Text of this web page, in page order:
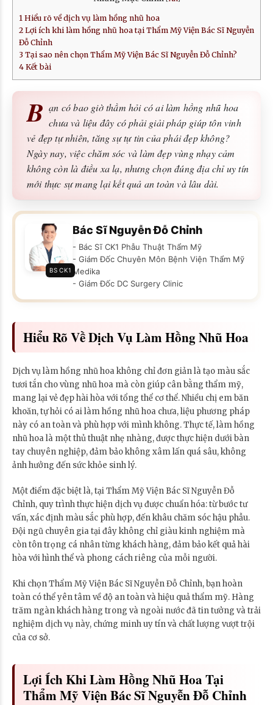
1 Hiểu rõ về dịch vụ làm hồng nhũ hoa
2 Lợi ích khi làm hồng nhũ hoa tại Thẩm Mỹ Viện Bác Sĩ Nguyễn
Đỗ Chỉnh
3 Tại sao nên chọn Thẩm Mỹ Viện Bác Sĩ Nguyễn Đỗ Chỉnh?
4 Kết bài
B ạn có bao giờ thầm hỏi có ai làm hồng nhũ hoa
chưa và liệu đây có phải giải pháp giúp tôn vinh
vẻ đẹp tự nhiên, tăng sự tự tin của phái đẹp không?
Ngày nay, việc chăm sóc và làm đẹp vùng nhạy cảm
không còn là điều xa lạ, nhưng chọn đúng địa chỉ uy tín
mới thực sự mang lại kết quả an toàn và lâu dài.
BS CK1
Bác Sĩ Nguyễn Đỗ Chỉnh
- Bác Sĩ CK1 Phẫu Thuật Thẩm Mỹ
- Giám Đốc Chuyên Môn Bệnh Viện Thẩm Mỹ
Medika
- Giám Đốc DC Surgery Clinic
Hiểu Rõ Về Dịch Vụ Làm Hồng Nhũ Hoa
Dịch vụ làm hồng nhũ hoa không chỉ đơn giản là tạo màu sắc
tươi tắn cho vùng nhũ hoa mà còn giúp cân bằng thẩm mỹ,
mang lại vẻ đẹp hài hòa với tổng thể cơ thể. Nhiều chị em băn
khoăn, tự hỏi có ai làm hồng nhũ hoa chưa, liệu phương pháp
này có an toàn và phù hợp với mình không. Thực tế, làm hồng
nhũ hoa là một thủ thuật nhẹ nhàng, được thực hiện dưới bàn
tay chuyên nghiệp, đảm bảo không xâm lấn quá sâu, không
ảnh hưởng đến sức khỏe sinh lý.
Một điểm đặc biệt là, tại Thẩm Mỹ Viện Bác Sĩ Nguyễn Đỗ
Chỉnh, quy trình thực hiện dịch vụ được chuẩn hóa: từ bước tư
vấn, xác định màu sắc phù hợp, đến khâu chăm sóc hậu phẫu.
Đội ngũ chuyên gia tại đây không chỉ giàu kinh nghiệm mà
còn tôn trọng cá nhân từng khách hàng, đảm bảo kết quả hài
hòa với hình thể và phong cách riêng của mỗi người.
Khi chọn Thẩm Mỹ Viện Bác Sĩ Nguyễn Đỗ Chỉnh, bạn hoàn
toàn có thể yên tâm về độ an toàn và hiệu quả thẩm mỹ. Hàng
trăm ngàn khách hàng trong và ngoài nước đã tin tưởng và trải
nghiệm dịch vụ này, chứng minh uy tín và chất lượng vượt trội
của cơ sở.
Lợi Ích Khi Làm Hồng Nhũ Hoa Tại
Thẩm Mỹ Viện Bác Sĩ Nguyễn Đỗ Chỉnh